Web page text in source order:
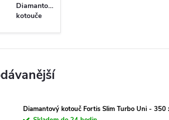
Diamantové
kotouče
Diamantový kotouč Fortis Slim Turbo Uni - 350